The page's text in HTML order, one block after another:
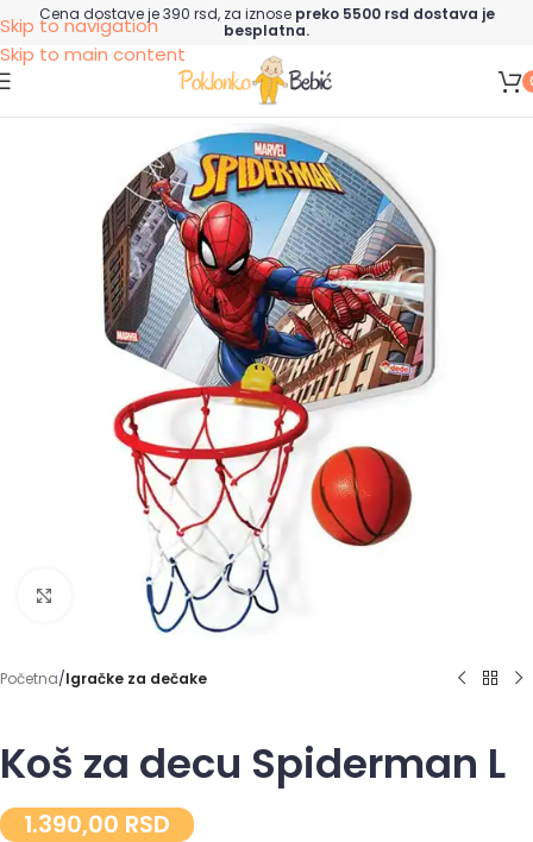
Skip to navigation
Skip to main content
Cena dostave je 390 rsd, za iznose preko 5500 rsd dostava je
besplatna.
Click to enlarge
Početna Igračke za dečake
Koš za decu Spiderman L
1.390,00 RSD